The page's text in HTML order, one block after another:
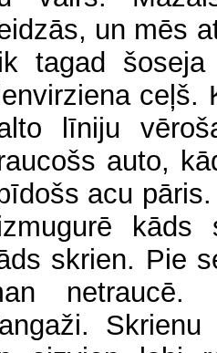
un mēs
tagad
ceļš.
līniju
auto,
acu
skrien. Pie
netraucē.